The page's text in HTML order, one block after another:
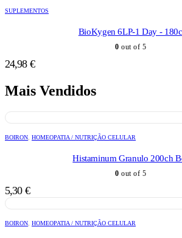
SUPLEMENTOS
BioKygen 6LP-1 Day -
0 out of 5
24,98 €
Mais Vendidos
BOIRON HOMEOPATIA / NUTRIÇÃO CELULAR
Histaminum Granulo 200ch
0 out of 5
5,30 €
BOIRON HOMEOPATIA / NUTRIÇÃO CELULAR